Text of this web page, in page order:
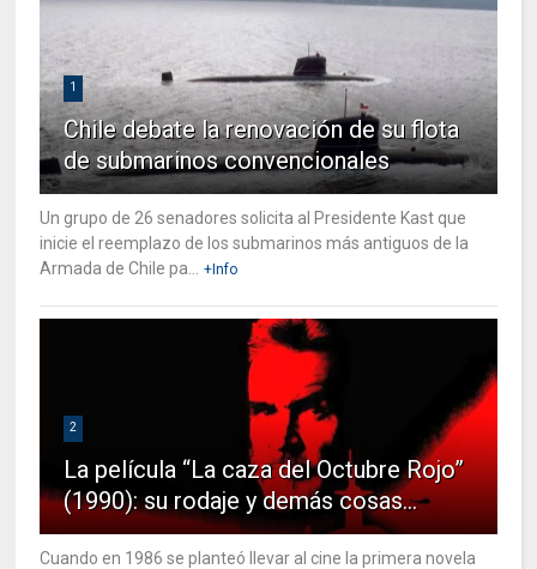
1
Chile debate la renovación de su flota
de submarinos convencionales
Un grupo de 26 senadores solicita al Presidente Kast que
inicie el reemplazo de los submarinos más antiguos de la
Armada de Chile pa...
+Info
2
La película “La caza del Octubre Rojo”
(1990): su rodaje y demás cosas…
Cuando en 1986 se planteó llevar al cine la primera novela